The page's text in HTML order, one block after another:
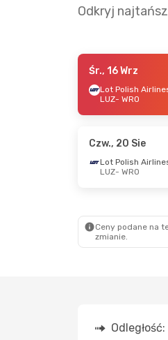
Odkryj
- Niedz., 23 Sie
Śr., 16 Wrz
Lot Polish
LUZ- WRO
Czw., 20 Sie
Lot Polish
LUZ- WRO
Ceny podane na
zmianie.
Odległość: